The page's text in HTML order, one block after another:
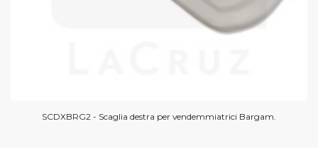
SCDXBRG2 - Scaglia destra per vendemmiatrici Bargam.